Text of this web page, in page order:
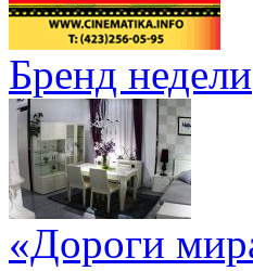
Бренд недели
«Дороги